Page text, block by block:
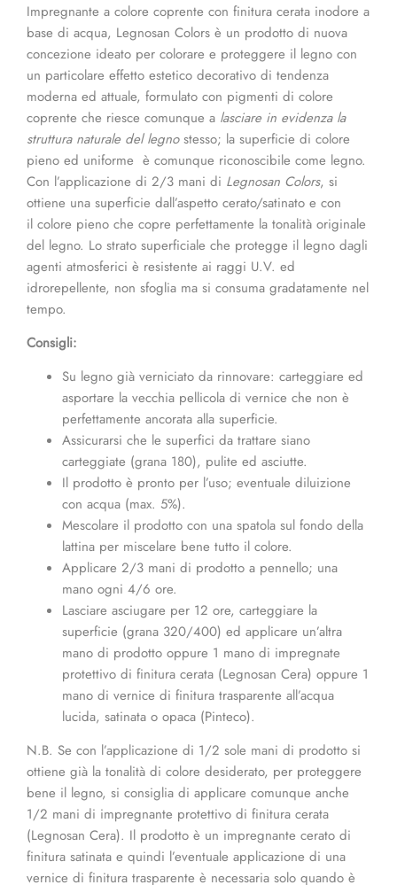
Impregnante a colore coprente con finitura cerata inodore a
base di acqua, Legnosan Colors è un prodotto di nuova
concezione ideato per colorare e proteggere il legno con
un particolare effetto estetico decorativo di tendenza
moderna ed attuale, formulato con pigmenti di colore
coprente che riesce comunque a lasciare in evidenza la
struttura naturale del legnostesso; la superficie di colore
pieno ed uniforme è comunque riconoscibile come legno.
Con l’applicazione di 2/3 mani di Legnosan Colors, si
ottiene una superficie dall’aspetto cerato/satinato e con
il colore pieno che copre perfettamente la tonalità originale
del legno. Lo strato superficiale che protegge il legno dagli
agenti atmosferici è resistente ai raggi U.V. ed
idrorepellente, non sfoglia ma si consuma gradatamente nel
tempo.
Consigli:
Su legno già verniciato da rinnovare: carteggiare ed
asportare la vecchia pellicola di vernice che non è
perfettamente ancorata alla superficie.
Assicurarsi che le superfici da trattare siano
carteggiate (grana 180), pulite ed asciutte.
Il prodotto è pronto per l’uso; eventuale diluizione
con acqua (max. 5%).
Mescolare il prodotto con una spatola sul fondo della
lattina per miscelare bene tutto il colore.
Applicare 2/3 mani di prodotto a pennello; una
mano ogni 4/6 ore.
Lasciare asciugare per 12 ore, carteggiare la
superficie (grana 320/400) ed applicare un’altra
mano di prodotto oppure 1 mano di impregnate
protettivo di finitura cerata (Legnosan Cera) oppure 1
mano di vernice di finitura trasparente all’acqua
lucida, satinata o opaca (Pinteco).
N.B. Se con l’applicazione di 1/2 sole mani di prodotto si
ottiene già la tonalità di colore desiderato, per proteggere
bene il legno, si consiglia di applicare comunque anche
1/2 mani di impregnante protettivo di finitura cerata
(Legnosan Cera). Il prodotto è un impregnante cerato di
finitura satinata e quindi l’eventuale applicazione di una
vernice di finitura trasparente è necessaria solo quando è